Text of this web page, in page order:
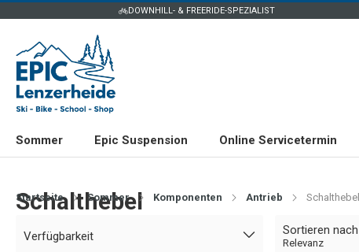
DOWNHILL- & FREERIDE-SPEZIALIST
Sommer Epic Suspension Online Servicetermin
Startseite Sommer Komponenten Antrieb Schalthebel
Schalthebel
Verfügbarkeit Sortieren nach
Relevanz